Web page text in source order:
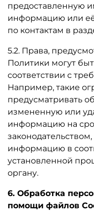
предоставленную
информацию или её
по контактам в
5.2. Права,
Политики могут
соответствии с
Например, такие
предусматривать
измененную или
информацию на
информацию в
установленной
органу.
6. Обработка
помощи файлов